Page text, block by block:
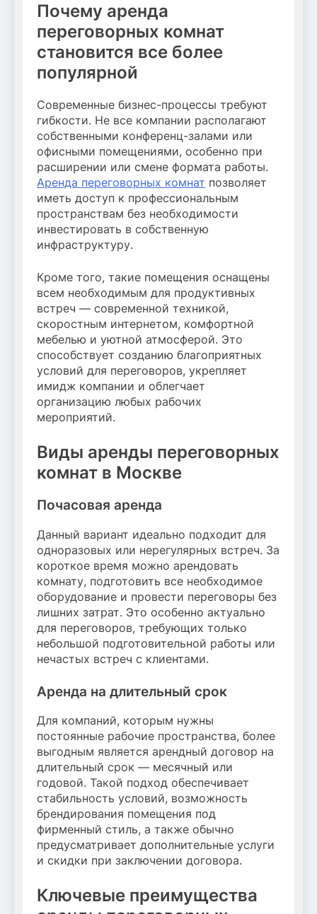
Почему аренда
переговорных комнат
становится все более
популярной
Современные бизнес-процессы требуют
гибкости. Не все компании располагают
собственными конференц-залами или
офисными помещениями, особенно при
расширении или смене формата работы.
Аренда переговорных комнат позволяет
иметь доступ к профессиональным
пространствам без необходимости
инвестировать в собственную
инфраструктуру.
Кроме того, такие помещения оснащены
всем необходимым для продуктивных
встреч — современной техникой,
скоростным интернетом, комфортной
мебелью и уютной атмосферой. Это
способствует созданию благоприятных
условий для переговоров, укрепляет
имидж компании и облегчает
организацию любых рабочих
мероприятий.
Виды аренды переговорных
комнат в Москве
Почасовая аренда
Данный вариант идеально подходит для
одноразовых или нерегулярных встреч. За
короткое время можно арендовать
комнату, подготовить все необходимое
оборудование и провести переговоры без
лишних затрат. Это особенно актуально
для переговоров, требующих только
небольшой подготовительной работы или
нечастых встреч с клиентами.
Аренда на длительный срок
Для компаний, которым нужны
постоянные рабочие пространства, более
выгодным является арендный договор на
длительный срок — месячный или
годовой. Такой подход обеспечивает
стабильность условий, возможность
брендирования помещения под
фирменный стиль, а также обычно
предусматривает дополнительные услуги
и скидки при заключении договора.
Ключевые преимущества